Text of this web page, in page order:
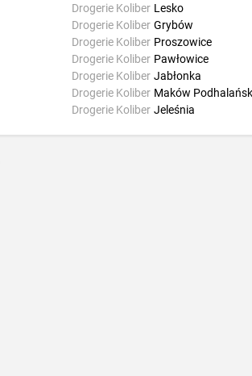
Drogerie Koliber Lesko
Drogerie Koliber Grybów
Drogerie Koliber Proszowice
Drogerie Koliber Pawłowice
Drogerie Koliber Jabłonka
Drogerie Koliber Maków
Drogerie Koliber Jeleśnia